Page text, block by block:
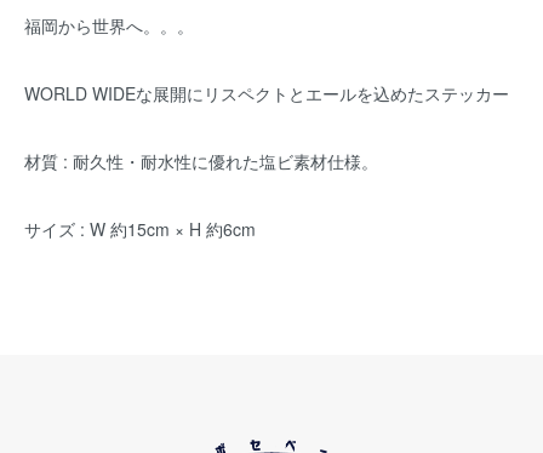
福岡から世界へ。。。
WORLD WIDEな展開にリスペクトとエールを込めたステッカー
材質 : 耐久性・耐水性に優れた塩ビ素材仕様。
サイズ : W 約15cm × H 約6cm